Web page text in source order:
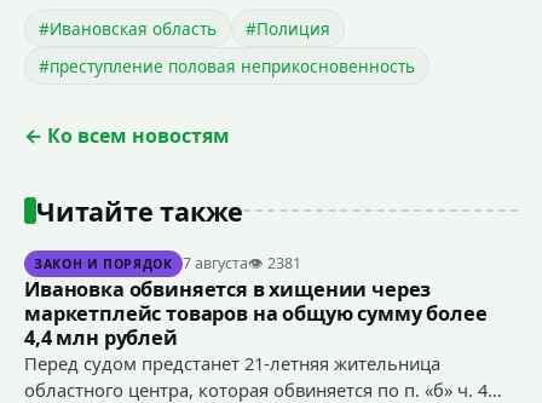
#Ивановская область
#Полиция
#преступление половая неприкосновенность
← Ко всем новостям
Читайте также
ЗАКОН И ПОРЯДОК 7 августа👁 2381
Ивановка обвиняется в хищении через
маркетплейс товаров на общую сумму более
4,4 млн рублей
Перед судом предстанет 21-летняя жительница
областного центра, которая обвиняется по п. «б» ч. 4